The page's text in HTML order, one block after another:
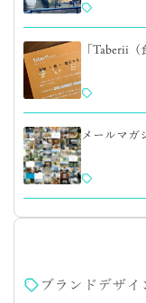
ブランドデザ
「Taberii
メールマガ